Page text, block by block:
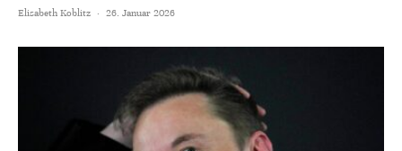
Elisabeth Koblitz · 26. Januar 2026